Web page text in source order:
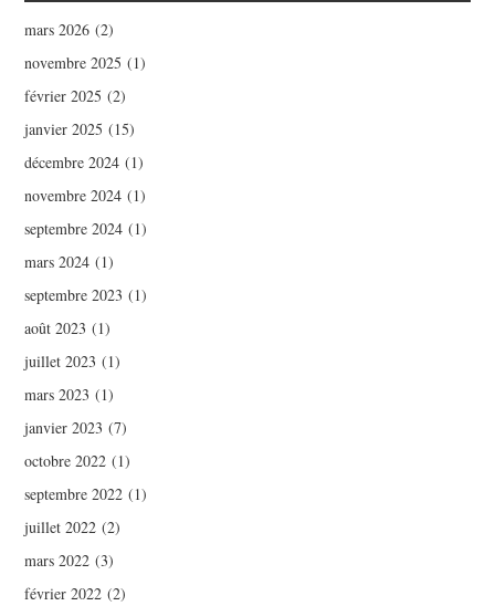
mars 2026 (2)
novembre 2025 (1)
février 2025 (2)
janvier 2025 (15)
décembre 2024 (1)
novembre 2024 (1)
septembre 2024 (1)
mars 2024 (1)
septembre 2023 (1)
août 2023 (1)
juillet 2023 (1)
mars 2023 (1)
janvier 2023 (7)
octobre 2022 (1)
septembre 2022 (1)
juillet 2022 (2)
mars 2022 (3)
février 2022 (2)